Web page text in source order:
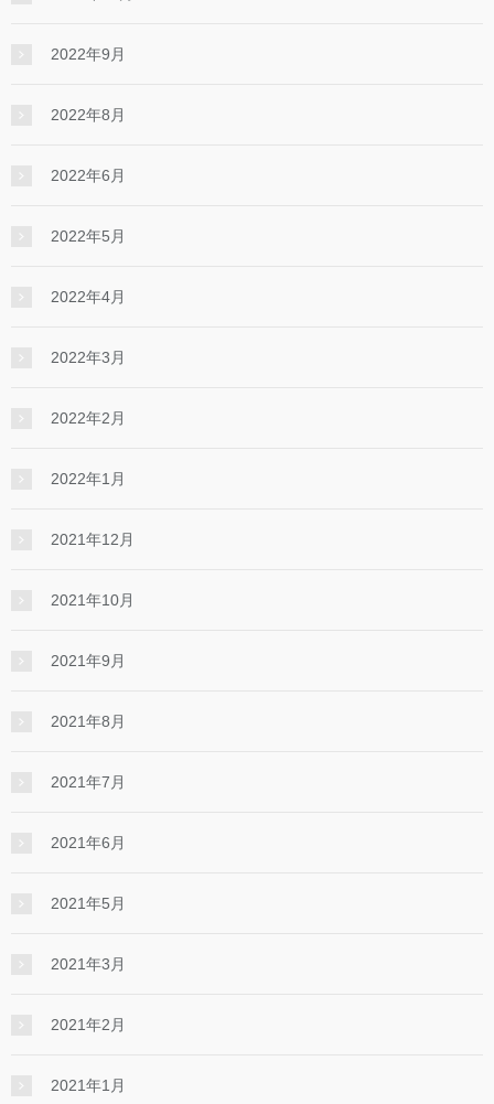
2022年9月
2022年8月
2022年6月
2022年5月
2022年4月
2022年3月
2022年2月
2022年1月
2021年12月
2021年10月
2021年9月
2021年8月
2021年7月
2021年6月
2021年5月
2021年3月
2021年2月
2021年1月